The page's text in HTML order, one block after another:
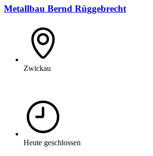
Metallbau Bernd Rüggebrecht
Zwickau
Heute geschlossen